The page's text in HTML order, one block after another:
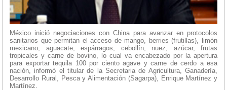
México inició negociaciones con China para avanzar en protocolos
sanitarios que permitan el acceso de mango, berries (frutillas), limón
mexicano, aguacate, espárragos, cebollín, nuez, azúcar, frutas
tropicales y carne de bovino, lo cual va encabezado por la apertura
para exportar tequila 100 por ciento agave y carne de cerdo a esa
nación, informó el titular de la Secretaria de Agricultura, Ganadería,
Desarrollo Rural, Pesca y Alimentación (Sagarpa), Enrique Martínez y
Martínez.